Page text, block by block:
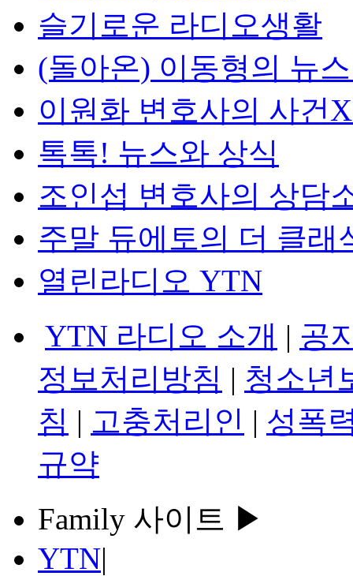
슬기로운 라디오생활
(돌아온) 이동형의 뉴
이원화 변호사의 사건
톡톡! 뉴스와 상식
조인섭 변호사의 상담
주말 듀에토의 더 클래
열린라디오 YTN
YTN 라디오 소개 | 공
정보처리방침 | 청소년
침 | 고충처리인 | 성폭
규약
Family 사이트 ▶
YTN|